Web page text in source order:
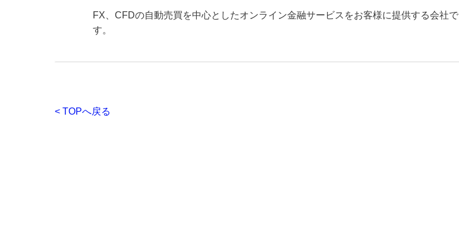
FX、CFDの自動売買を中心としたオンライン金融サービスをお客様に提供する会社で
す。
< TOPへ戻る